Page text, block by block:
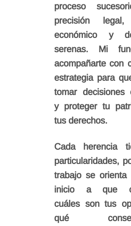
proceso
precisión legal,
económico y
serenas. Mi
acompañarte con
estrategia para
tomar decisiones
y proteger tu
tus derechos.
Cada herencia
particularidades,
trabajo se orienta
inicio a que
cuáles son tus
qué